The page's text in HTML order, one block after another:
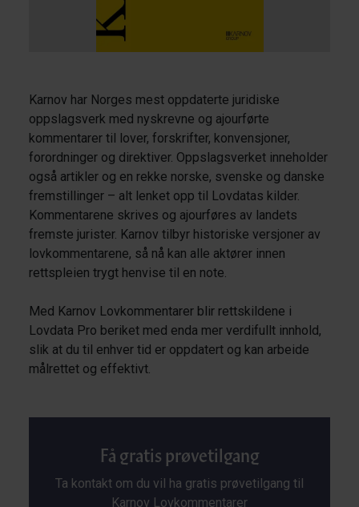
Karnov har Norges mest oppdaterte juridiske
oppslagsverk med nyskrevne og ajourførte
kommentarer til lover, forskrifter, konvensjoner,
forordninger og direktiver. Oppslagsverket inneholder
også artikler og en rekke norske, svenske og danske
fremstillinger – alt lenket opp til Lovdatas kilder.
Kommentarene skrives og ajourføres av landets
fremste jurister. Karnov tilbyr historiske versjoner av
lovkommentarene, så nå kan alle aktører innen
rettspleien trygt henvise til en note.
Med Karnov Lovkommentarer blir rettskildene i
Lovdata Pro beriket med enda mer verdifullt innhold,
slik at du til enhver tid er oppdatert og kan arbeide
målrettet og effektivt.
Få gratis prøvetilgang
Ta kontakt om du vil ha gratis prøvetilgang til
Karnov Lovkommentarer